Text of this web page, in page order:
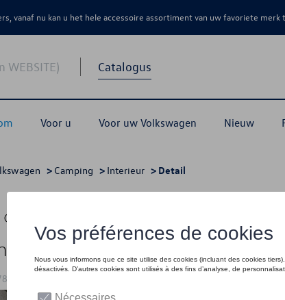
vanaf nu kan u het hele accessoire assortiment van uw favoriete
WEBSITE) Catalogus
Voor u Voor uw Volkswagen Nieuw
> Camping > Interieur > Detail
voor de linker slaapstoel in de
Dots Raven / Sandwick".